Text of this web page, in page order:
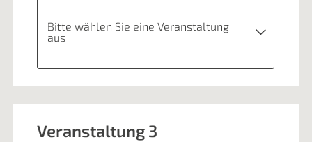
Bitte wählen Sie eine Veranstaltung
aus
Veranstaltung 3